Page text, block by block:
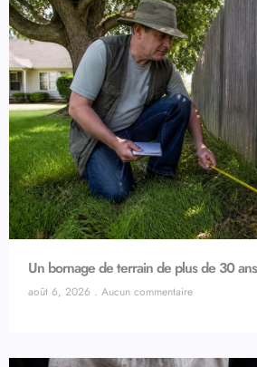
Un bornage de terrain de plus de 30
août 6, 2026 Aucun commentaire